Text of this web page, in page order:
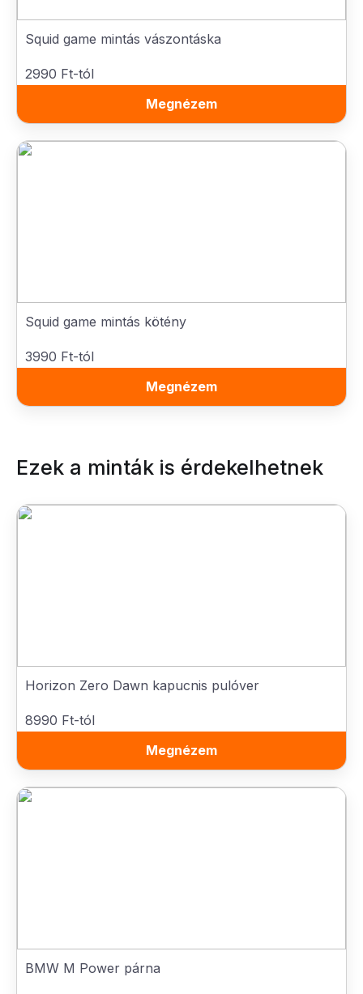
Squid game mintás vászontáska
2990 Ft-tól
Megnézem
Squid game mintás kötény
3990 Ft-tól
Megnézem
Ezek a minták is érdekelhetnek
Horizon Zero Dawn kapucnis pulóver
8990 Ft-tól
Megnézem
BMW M Power párna